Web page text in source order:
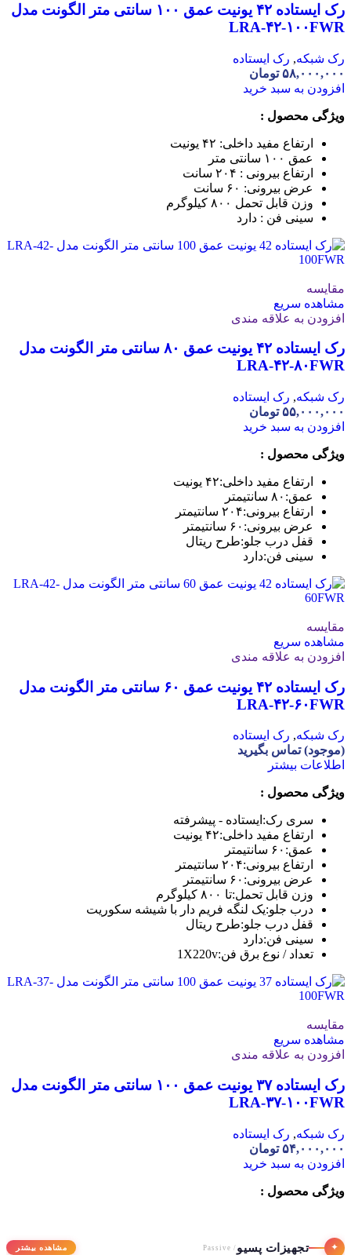
رک ایستاده ۴۲ یونیت عمق ۱۰۰ سانتی متر الگونت مدل
LRA-۴۲-۱۰۰FWR
رک شبکه, رک ایستاده
۵۸,۰۰۰,۰۰۰ تومان
افزودن به سبد خرید
ویژگی محصول :
ارتفاع مفید داخلی: ۴۲ یونیت
عمق ۱۰۰ سانتی متر
ارتفاع بیرونی : ۲۰۴ سانت
عرض بیرونی: ۶۰ سانت
وزن قابل تحمل ۸۰۰ کیلوگرم
سینی فن : دارد
مقایسه
مشاهده سریع
افزودن به علاقه مندی
رک ایستاده ۴۲ یونیت عمق ۸۰ سانتی متر الگونت مدل
LRA-۴۲-۸۰FWR
رک شبکه, رک ایستاده
۵۵,۰۰۰,۰۰۰ تومان
افزودن به سبد خرید
ویژگی محصول :
ارتفاع مفید داخلی:۴۲ یونیت
عمق: ۸۰ سانتیمتر
ارتفاع بیرونی:۲۰۴ سانتیمتر
عرض بیرونی: ۶۰ سانتیمتر
قفل درب جلو:طرح ریتال
سینی فن:دارد
مقایسه
مشاهده سریع
افزودن به علاقه مندی
رک ایستاده ۴۲ یونیت عمق ۶۰ سانتی متر الگونت مدل
LRA-۴۲-۶۰FWR
رک شبکه, رک ایستاده
(موجود) تماس بگیرید
اطلاعات بیشتر
ویژگی محصول :
سری رک: ایستاده - پیشرفته
ارتفاع مفید داخلی:۴۲ یونیت
عمق: ۶۰ سانتیمتر
ارتفاع بیرونی:۲۰۴ سانتیمتر
عرض بیرونی: ۶۰ سانتیمتر
وزن قابل تحمل:تا ۸۰۰ کیلوگرم
درب جلو:یک لنگه فریم دار با شیشه سکوریت
قفل درب جلو:طرح ریتال
سینی فن:دارد
تعداد / نوع برق فن:1X220v
مقایسه
مشاهده سریع
افزودن به علاقه مندی
رک ایستاده ۳۷ یونیت عمق ۱۰۰ سانتی متر الگونت مدل
LRA-۳۷-۱۰۰FWR
رک شبکه, رک ایستاده
۵۴,۰۰۰,۰۰۰ تومان
افزودن به سبد خرید
ویژگی محصول :
✦ تجهیزات پسیو / Passive مشاهده بیشتر